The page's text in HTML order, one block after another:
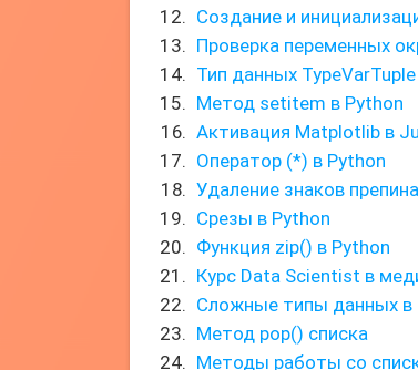
Создание и
Проверка переменных
Тип данных TypeVarTuple
Метод setitem в Python
Активация Matplotlib в
Оператор (*) в Python
Удаление знаков
Срезы в Python
Функция zip() в Python
Курс Data Scientist в
Сложные типы данных в
Метод pop() списка
Методы работы со